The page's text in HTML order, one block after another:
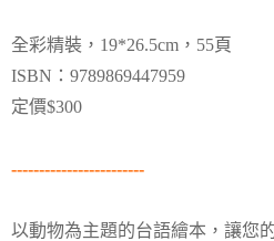
全彩精裝，19*26.5cm，55頁
ISBN：9789869447959
定價$300
------------------------
以動物為主題的台語繪本，讓您